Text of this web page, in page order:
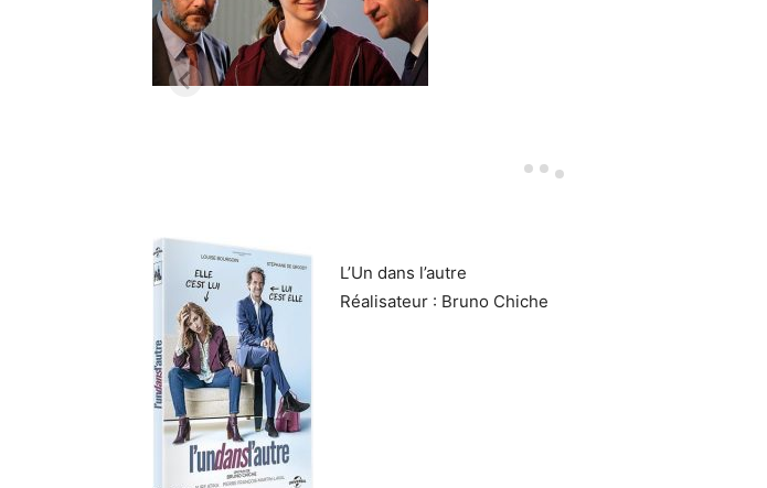
L’Un dans l’autre
Réalisateur : Bruno Chiche